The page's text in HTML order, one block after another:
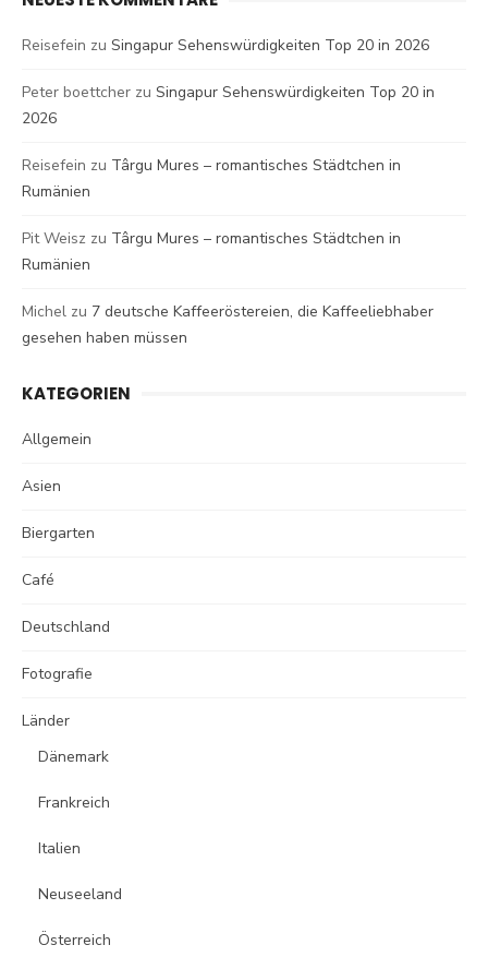
Reisefein zu Singapur Sehenswürdigkeiten Top 20 in 2026
Peter boettcher zu Singapur Sehenswürdigkeiten Top 20 in
2026
Reisefein zu Târgu Mures – romantisches Städtchen in
Rumänien
Pit Weisz zu Târgu Mures – romantisches Städtchen in
Rumänien
Michel zu 7 deutsche Kaffeeröstereien, die Kaffeeliebhaber
gesehen haben müssen
KATEGORIEN
Allgemein
Asien
Biergarten
Café
Deutschland
Fotografie
Länder
Dänemark
Frankreich
Italien
Neuseeland
Österreich